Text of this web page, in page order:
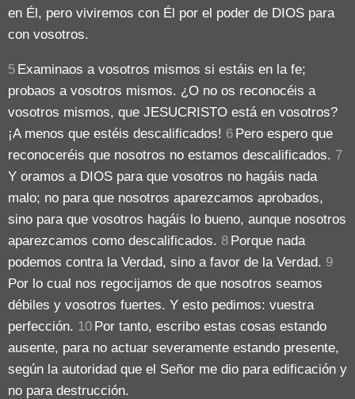
en Él, pero viviremos con Él por el poder de DIOS para
con vosotros.
5 Examinaos a vosotros mismos si estáis en la fe;
probaos a vosotros mismos. ¿O no os reconocéis a
vosotros mismos, que JESUCRISTO está en vosotros?
¡A menos que estéis descalificados! 6 Pero espero que
reconoceréis que nosotros no estamos descalificados. 7
Y oramos a DIOS para que vosotros no hagáis nada
malo; no para que nosotros aparezcamos aprobados,
sino para que vosotros hagáis lo bueno, aunque nosotros
aparezcamos como descalificados. 8 Porque nada
podemos contra la Verdad, sino a favor de la Verdad. 9
Por lo cual nos regocijamos de que nosotros seamos
débiles y vosotros fuertes. Y esto pedimos: vuestra
perfección. 10 Por tanto, escribo estas cosas estando
ausente, para no actuar severamente estando presente,
según la autoridad que el Señor me dio para edificación y
no para destrucción.